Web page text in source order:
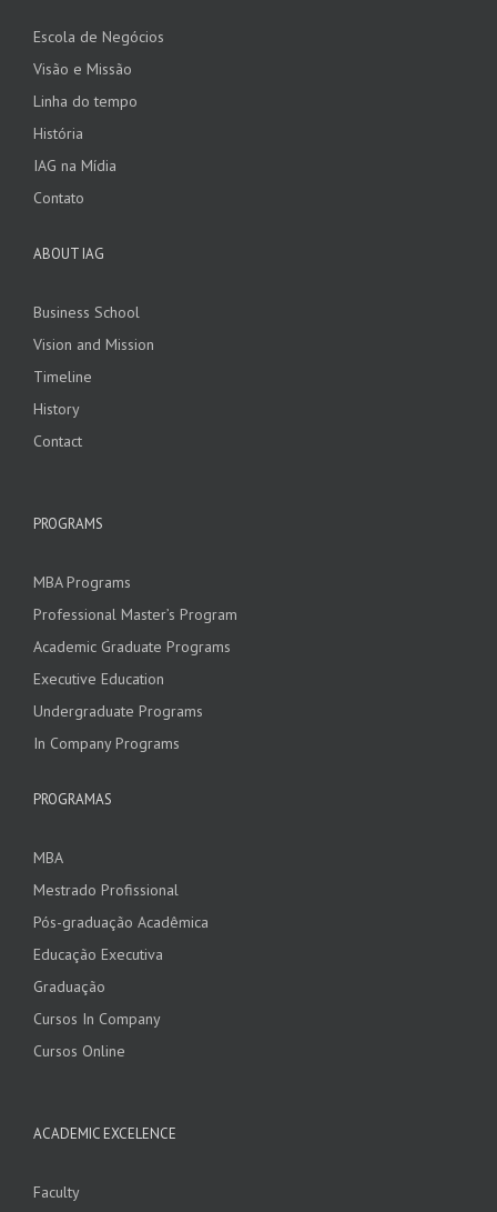
Escola de Negócios
Visão e Missão
Linha do tempo
História
IAG na Mídia
Contato
ABOUT IAG
Business School
Vision and Mission
Timeline
History
Contact
PROGRAMS
MBA Programs
Professional Master’s Program
Academic Graduate Programs
Executive Education
Undergraduate Programs
In Company Programs
PROGRAMAS
MBA
Mestrado Profissional
Pós-graduação Acadêmica
Educação Executiva
Graduação
Cursos In Company
Cursos Online
ACADEMIC EXCELENCE
Faculty